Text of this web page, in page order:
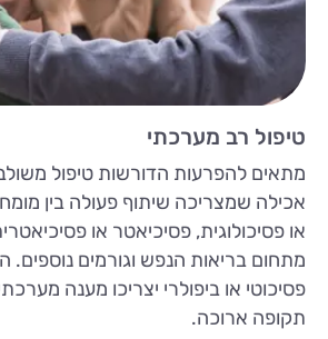
טיפול רב מערכתי
מתאים להפרעות הדורשות טיפול
אכילה שמצריכה שיתוף פעולה בין
או פסיכולוגית, פסיכיאטר או
מתחום בריאות הנפש וגורמים נוספים.
פסיכוטי או ביפולרי יצריכו מענה
תקופה ארוכה.